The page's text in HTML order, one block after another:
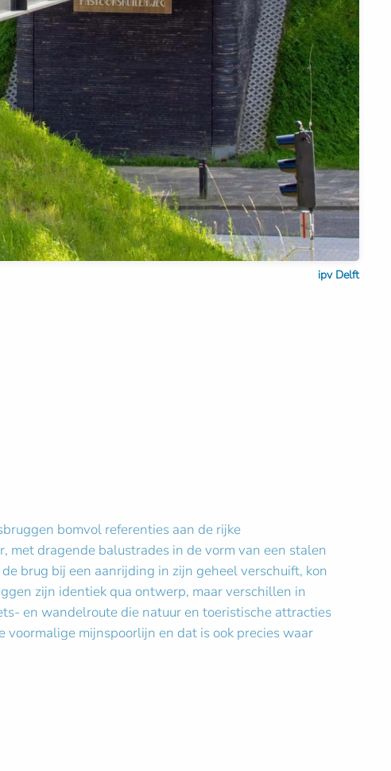
ipv Delft
bomvol referenties aan de rijke
dragende balustrades in de vorm van een stalen
brug bij een aanrijding in zijn geheel verschuift, kon
zijn identiek qua ontwerp, maar verschillen in
en wandelroute die natuur en toeristische attracties
mijnspoorlijn en dat is ook precies waar